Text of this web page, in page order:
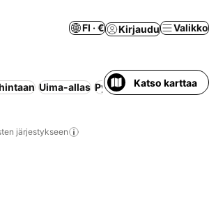
FI · € Kirjaudu Valikko
Uima-allas Pysäköinti Ranta
Katso karttaa
järjestykseen